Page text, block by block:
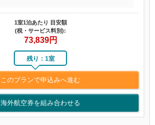
1室1泊あたり 目安額
(税・サービス料別):
73,839円
残り：1室
このプランで申込みへ進む
海外航空券を組み合わせる